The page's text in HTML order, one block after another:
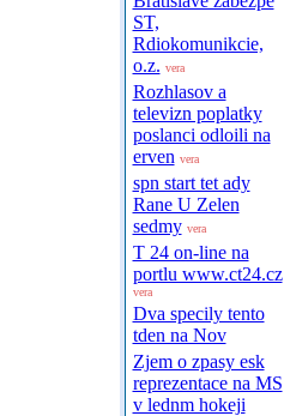
ST,
Rdiokomunikcie,
o.z. vera
Rozhlasov a
televizn poplatky
poslanci odloili na
erven vera
spn start tet ady
Rane U Zelen
sedmy vera
T 24 on-line na
portlu www.ct24.cz
vera
Dva specily tento
tden na Nov
Zjem o zpasy esk
reprezentace na MS
v lednm hokeji